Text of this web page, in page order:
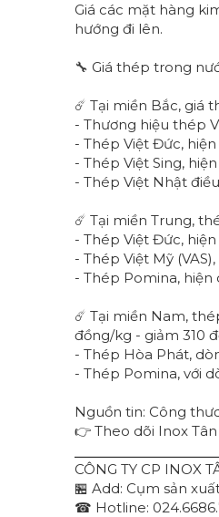
Giá các mặt hàng
hướng đi lên.
🔧 Giá thép trong
☄️ Tại miền Bắc, giá
- Thương hiệu thép
- Thép Việt Đức,
- Thép Việt Sing,
- Thép Việt Nhật
☄️ Tại miền Trung,
- Thép Việt Đức,
- Thép Việt Mỹ
- Thép Pomina,
☄️ Tại miền Nam,
đồng/kg - giảm 310
- Thép Hòa Phát,
- Thép Pomina, với
Nguồn tin: Công
👉 Theo dõi Inox
CÔNG TY CP INOX
🏪 Add: Cụm sản
☎ Hotline: